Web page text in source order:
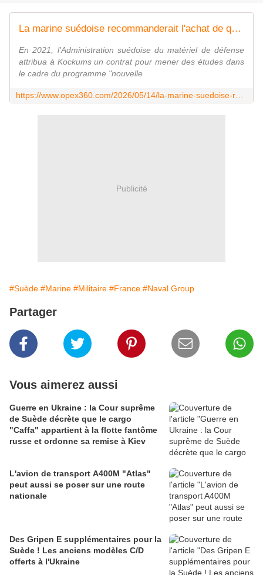
La marine suédoise recommanderait l'achat de quatre Frégates de défense et d'intervention à la France - Zone Militaire
En 2021, l'Administration suédoise du matériel de défense
attribua à Kockums un contrat pour mener des études dans
le cadre du programme "nouvelle
Publicité
#Suède #Marine #Militaire #France #Naval Group
Partager
Vous aimerez aussi
Guerre en Ukraine : la Cour suprême
de Suède décrète que le cargo
"Caffa" appartient à la flotte fantôme
russe et ordonne sa remise à Kiev
L'avion de transport A400M "Atlas"
peut aussi se poser sur une route
nationale
Des Gripen E supplémentaires pour la
Suède ! Les anciens modèles C/D
offerts à l'Ukraine